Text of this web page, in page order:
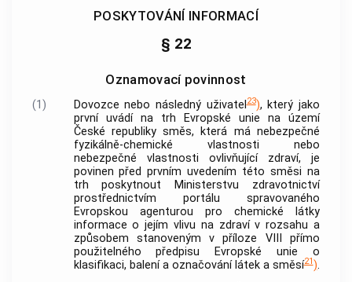
POSKYTOVÁNÍ INFORMACÍ
§ 22
Oznamovací povinnost
(1) Dovozce nebo následný uživatel23), který jako
první uvádí na trh Evropské unie na území
České republiky směs, která má nebezpečné
fyzikálně-chemické vlastnosti nebo
nebezpečné vlastnosti ovlivňující zdraví, je
povinen před prvním uvedením této směsi na
trh poskytnout Ministerstvu zdravotnictví
prostřednictvím portálu spravovaného
Evropskou agenturou pro chemické látky
informace o jejím vlivu na zdraví v rozsahu a
způsobem stanoveným v příloze VIII přímo
použitelného předpisu Evropské unie o
klasifikaci, balení a označování látek a směsí21).